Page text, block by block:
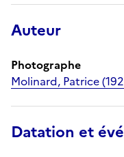
Auteur
Photographe
Molinard, Patrice
Datation et